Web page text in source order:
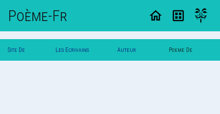
Poème-Fr
Site De Les Ecrivains Auteur Poeme De